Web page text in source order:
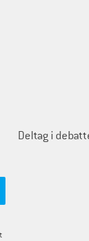
Deltag i